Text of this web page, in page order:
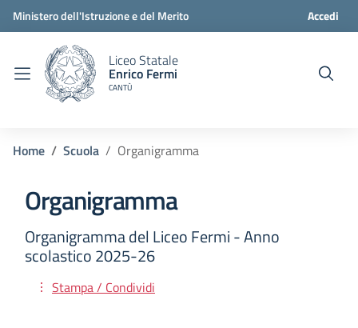
Ministero dell'Istruzione e del Merito Accedi
Liceo Statale
Enrico Fermi
CANTÙ
Home Scuola Organigramma
Organigramma
Organigramma del Liceo Fermi - Anno
scolastico 2025-26
Stampa / Condividi